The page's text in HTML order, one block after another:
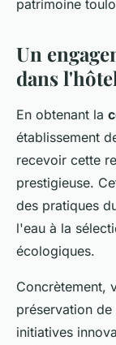
patrimoine
Un
dans
En obtenant la
établissement
recevoir cette
prestigieuse.
des pratiques
l'eau à la
écologiques.
Concrètement,
préservation
initiatives